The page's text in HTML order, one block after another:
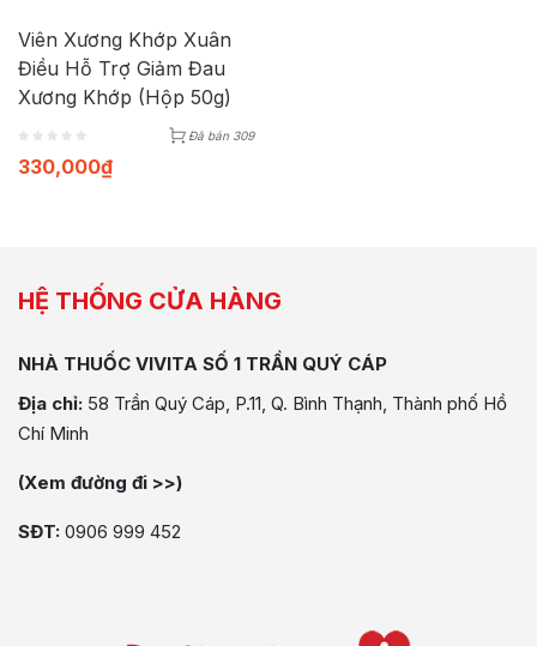
Viên Xương Khớp Xuân
Điều Hỗ Trợ Giảm Đau
Xương Khớp (Hộp 50g)
Đã bán 309
330,000₫
HỆ THỐNG CỬA HÀNG
NHÀ THUỐC VIVITA SỐ 1 TRẦN QUÝ CÁP
Địa chỉ: 58 Trần Quý Cáp, P.11, Q. Bình Thạnh, Thành phố Hồ
Chí Minh
(Xem đường đi >>)
SĐT: 0906 999 452